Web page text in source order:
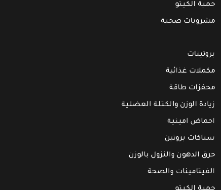
حمية الكيتو
مشروبات صحية
بروتينات
مكملات غذائية
محفزات طاقة
زيادة الوزن والكتلة العضلية
احماض امينية
سناكات بروتين
حرق الدهون والنزول بالوزن
الفيتامينات والصحة